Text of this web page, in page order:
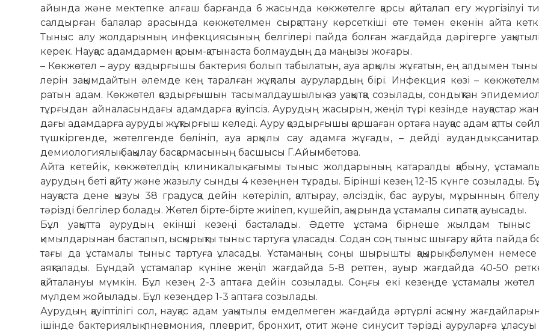
айында және мектепке алғаш барғанда 6 жасында көкжөтелге қарсы қайталап егу жүргізілуі
салдырған балалар арасында көкжө­телмен сырқаттану көрсеткіші өте тө­мен екенін айта
Тыныс алу жолдарының инфекциясының бел­­гілері пайда болған жағдайда дә­рі­герге
керек. Науқас адам­дармен қарым-қатынаста болмау­дың да маңызы жоғары.
– Көкжөтел – ауру қоздырғышы бак­терия болып табылатын, ауа ар­қы­лы жұғатын, ең алдымен
лерін зақымдайтын әлемде кең таралған жұқпалы аурулардың бірі. Инфекция көзі –
ратын адам. Көкжөтел қоздырғышын тасымалдаушылық аз уақытқа со­зы­лады, сондықтан
тұрғыдан айналасындағы адам­дарға қауіпсіз. Аурудың жасырын, жеңіл түрі кезінде науқастар
дағы адамдарға ауруды жұқтырғыш келеді. Ауру қоздырғышы қор­шаған ортаға науқас адам қатты
түшкіргенде, жөтел­генде бө­лініп, ауа арқылы сау адамға жұ­­ғады, – дейді аудандық
демиологиялық бақы­лау басқар­масының басшысы Г.Айым­бетова.
Айта кетейік, көкжөтелдің клини­калық ағымы тыныс жолдарының ка­т­аралды қабыну,
ауру­дың беті қайту және жазылу сынды 4 кезеңнен тұрады. Бірінші кезең 12-15 күнге созылады.
науқаста дене қызуы 38 градусқа дейін көтеріліп, қалтырау, әлсіздік, бас ауруы, мұрынның
тәрізді белгілер болады. Жөтел бірте-бірте жиілеп, күшейіп, ақырында ұстамалы сипатқа ауысады.
Бұл уақытта аурудың екінші кезеңі басталады. Әдетте ұстама бірнеше жылдам тыныс
қимылдарынан басталып, ысқырықты тыныс тартуға ұласады. Содан соң тыныс шығару қайта пайда
тағы да ұста­малы тыныс тартуға ұласады. Ұста­маның соңы шырышты қақырық бө­лумен немесе
аяқталады. Бұндай ұстамалар күніне жеңіл жағ­дайда 5-8 реттен, ауыр жағдайда 40-50
қайталануы мүмкін. Бұл кезең 2-3 аптаға дейін созылады. Соңғы екі кезеңде ұстамалы жөтел
мүлдем жойылады. Бұл ке­зеңдер 1-3 аптаға созылады.
Аурудың қауіптілігі сол, науқас адам уақытылы емделмеген жағдайда әртүрлі асқыну
ішінде бактериялық пневмония, плев­рит, бронхит, отит және синусит тәрізді ауруларға